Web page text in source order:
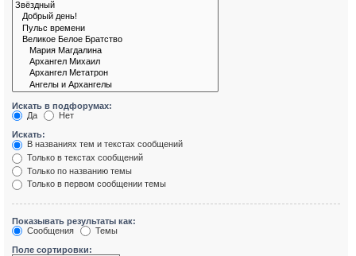
Искать в подфорумах:
Да
Нет
Искать:
В названиях тем и текстах сообщений
Только в текстах сообщений
Только по названию темы
Только в первом сообщении темы
Показывать результаты как:
Сообщения
Темы
Поле сортировки: